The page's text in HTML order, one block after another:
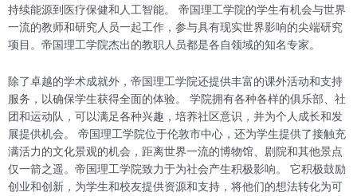
持续能源到医疗保健和人工智能。 帝国理工学院的学生有机会与世界
一流的教师和研究人员一起工作，参与具有现实世界影响的尖端研究
项目。帝国理工学院杰出的教职人员都是各自领域的知名专家。
除了卓越的学术成就外，帝国理工学院还提供丰富的课外活动和支持
服务，以确保学生获得全面的体验。 学院拥有各种各样的俱乐部、社
团和运动队，可以满足各种兴趣，培养社区意识，并为个人成长和发
展提供机会。 帝国理工学院位于伦敦市中心，还为学生提供了接触充
满活力的文化景观的机会，距离世界一流的博物馆、剧院和其他景点
仅一箭之遥。帝国理工学院致力于为社会产生积极影响。 它积极鼓励
创业和创新，为学生和校友提供资源和支持，将他们的想法转化为可